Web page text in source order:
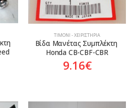
ΤΙΜΌΝΙ - ΧΕΙΡΙΣΤΉΡΙΑ
Βίδα Μανέτας Συμπλέκτη
Honda CB-CBF-CBR
9.16€